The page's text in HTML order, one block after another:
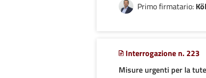
Primo firmatario:
Interrogazione n. 223
Misure urgenti per la